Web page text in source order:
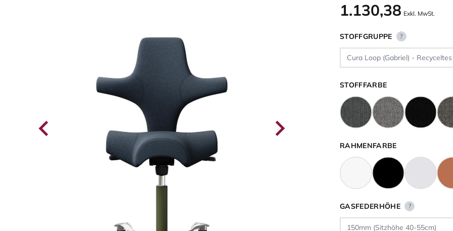
1.130,38 Exkl. MwSt.
STOFFGRUPPE ?
STOFFFARBE
RAHMENFARBE
GASFEDERHÖHE ?